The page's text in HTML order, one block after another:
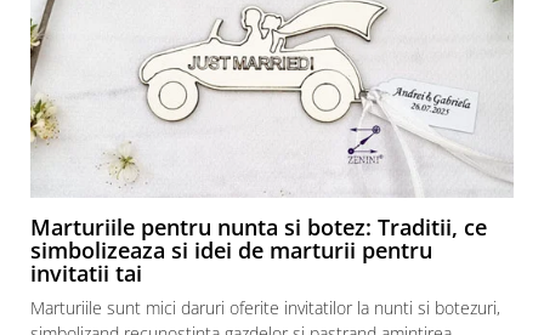
Marturiile pentru nunta si botez: Traditii, ce
simbolizeaza si idei de marturii pentru
invitatii tai
Marturiile sunt mici daruri oferite invitatilor la nunti si botezuri,